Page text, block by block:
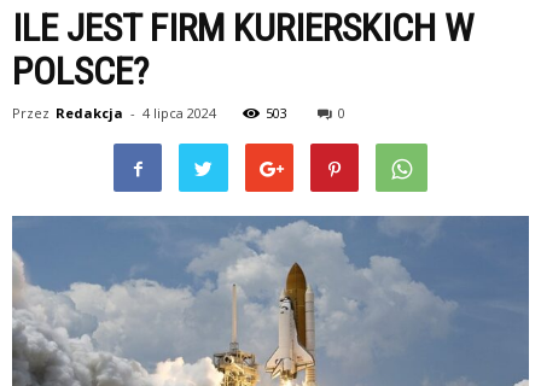
ILE JEST FIRM KURIERSKICH W
POLSCE?
Przez Redakcja - 4 lipca 2024 503 0